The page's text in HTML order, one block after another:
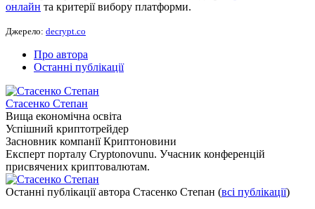
онлайн та критерії вибору платформи.
Джерело: decrypt.co
Про автора
Останні публікації
Стасенко Степан
Вища економічна освіта
Успішний криптотрейдер
Засновник компанії Криптоновини
Експерт порталу Cryptonovunu. Учасник конференцій
присвячених криптовалютам.
Останні публікації автора Стасенко Степан (всі публікації)